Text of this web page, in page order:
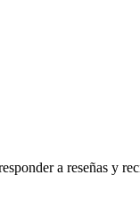
a reseñas y